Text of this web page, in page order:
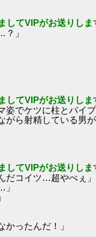
してVIPがお送りしま
」
してVIPがお送りしま
姿でケツに柱とパイ
射精している男が
してVIPがお送りしま
だコイツ…超やべぇ」
かったんだ！」